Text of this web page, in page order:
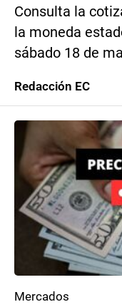
Consulta la
la moneda
sábado 18 de
Redacción EC
Mercados